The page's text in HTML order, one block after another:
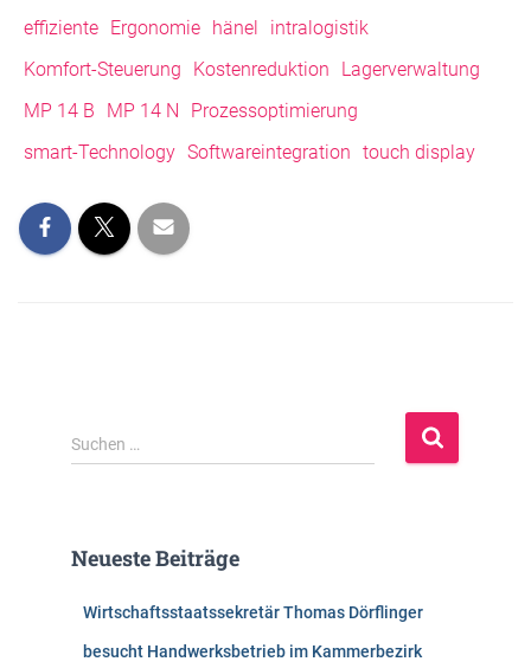
effiziente
Ergonomie hänel
intralogistik
Komfort-Steuerung
Kostenreduktion
Lagerverwaltung
MP 14 B
MP 14 N
Prozessoptimierung
smart-Technology Softwareintegration touch display
S
u
n
Suchen …
Neueste Beiträge
Wirtschaftsstaatssekretär Thomas Dörflinger
besucht Handwerksbetrieb im Kammerbezirk